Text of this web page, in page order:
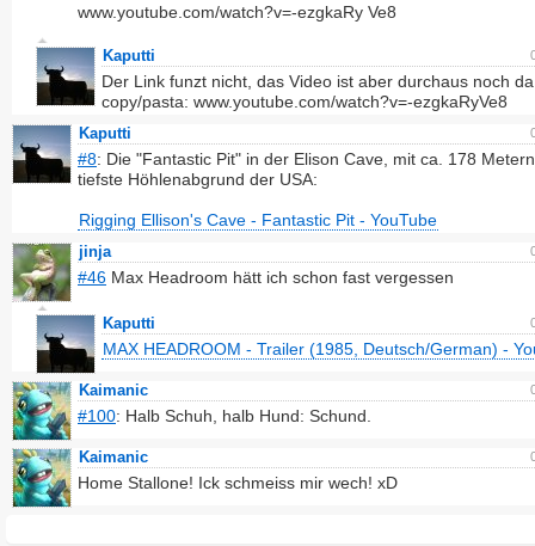
www.youtube.com/watch?v=-ezgkaRy Ve8
Kaputti
Der Link funzt nicht, das Video ist aber durchaus noch
copy/pasta: www.youtube.com/watch?v=-ezgkaRyVe8
Kaputti
#8: Die "Fantastic Pit" in der Elison Cave, mit ca. 178
tiefste Höhlenabgrund der USA:
Rigging Ellison's Cave - Fantastic Pit - YouTube
jinja
#46 Max Headroom hätt ich schon fast vergessen
Kaputti
MAX HEADROOM - Trailer (1985, Deutsch/German) -
Kaimanic
#100: Halb Schuh, halb Hund: Schund.
Kaimanic
Home Stallone! Ick schmeiss mir wech! xD